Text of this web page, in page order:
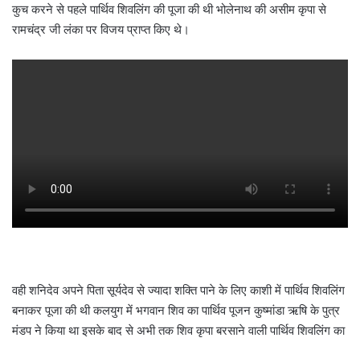
कुच करने से पहले पार्थिव शिवलिंग की पूजा की थी भोलेनाथ की असीम कृपा से
रामचंद्र जी लंका पर विजय प्राप्त किए थे।
वही शनिदेव अपने पिता सूर्यदेव से ज्यादा शक्ति पाने के लिए काशी में पार्थिव शिवलिंग
बनाकर पूजा की थी कलयुग में भगवान शिव का पार्थिव पूजन कुष्मांडा ऋषि के पुत्र
मंडप ने किया था इसके बाद से अभी तक शिव कृपा बरसाने वाली पार्थिव शिवलिंग का